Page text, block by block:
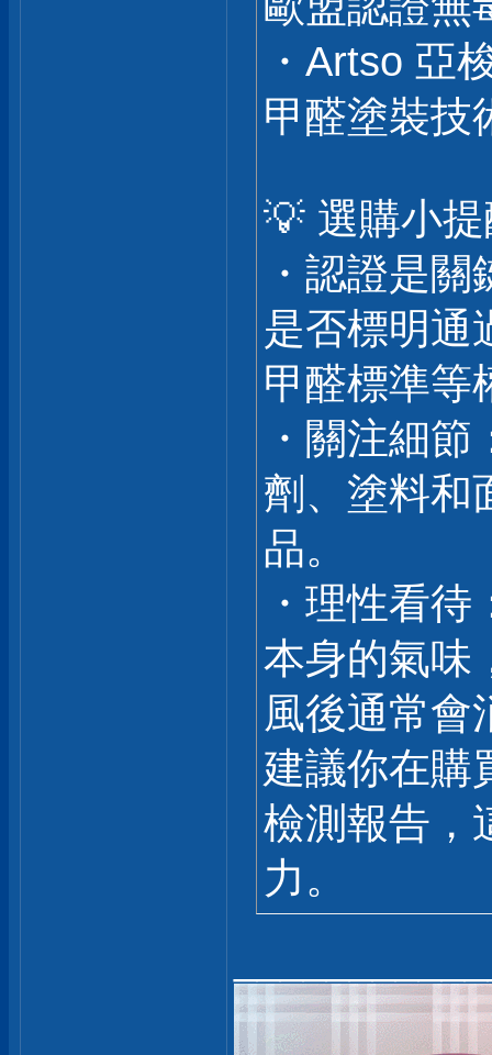
・Artso 亞
甲醛塗裝技
💡 選購小
・認證是
是否標明通
甲醛標準等
・關注細
劑、塗料和
品。
・理性看
本身的氣味
風後通常會
建議你在購
檢測報告，
力。